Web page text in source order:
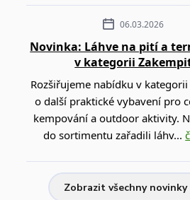
06.03.2026
Novinka: Láhve na pití a
v kategorii
Rozšiřujeme nabídku v
o další praktické vybavení pro
kempování a outdoor aktivity.
do sortimentu zařadili láhv...
Zobrazit všechny novinky